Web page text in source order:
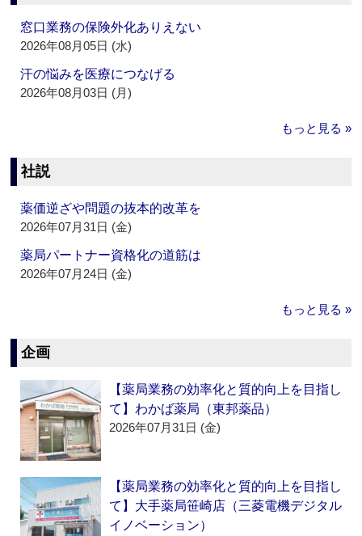
窓口業務の保険外化ありえない
2026年08月05日 (水)
汗の悩みを医療につなげる
2026年08月03日 (月)
もっと見る »
社説
薬価逆ざや問題の抜本的改革を
2026年07月31日 (金)
薬局パートナー資格化の道筋は
2026年07月24日 (金)
もっと見る »
企画
【薬局業務の効率化と質的向上を目指し
て】わかば薬局（東邦薬品）
2026年07月31日 (金)
【薬局業務の効率化と質的向上を目指し
て】大手薬局笹崎店（三菱電機デジタル
イノベーション）